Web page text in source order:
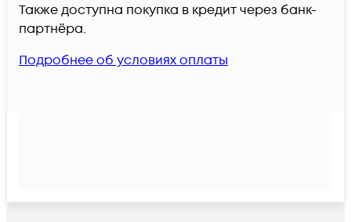
Также доступна покупка в кредит через банк-
партнёра.
Подробнее об условиях оплаты